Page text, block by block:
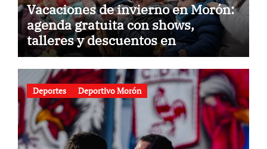
Vacaciones de invierno en Morón:
agenda gratuita con shows,
talleres y descuentos en
gastronomía
Deportes Deportivo Morón